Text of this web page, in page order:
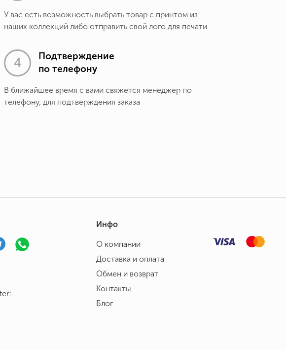
У вас есть возможность выбрать товар с принтом из
наших коллекций либо отправить свой лого для печати
Подтверждение
по телефону
В ближайшее время с вами свяжется менеджер по
телефону, для подтверждения заказа
Инфо
О компании
Доставка и оплата
Обмен и возврат
Контакты
Блог